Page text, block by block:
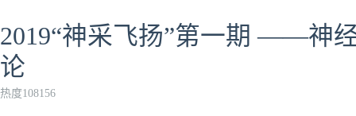
2019“神采飞扬”第一期 ——神
论
热度108156